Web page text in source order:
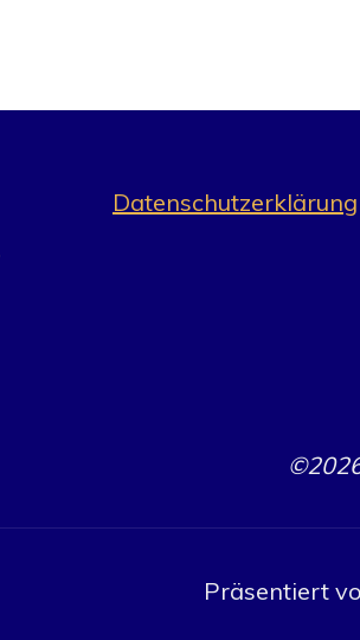
Datenschutzerklärung
Präsentiert